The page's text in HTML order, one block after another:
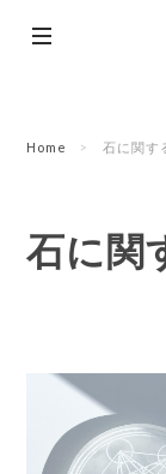
Home 石に関す
石に関